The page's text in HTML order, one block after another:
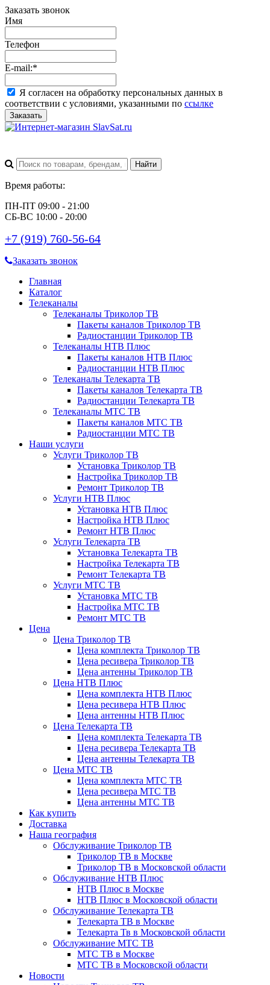
Заказать звонок
Имя
Телефон
E-mail:*
Я согласен на обработку персональных данных в
соответствии с условиями, указанными по ссылке
Заказать
Время работы:
ПН-ПТ 09:00 - 21:00
СБ-ВС 10:00 - 20:00
+7 (919) 760-56-64
Заказать звонок
Главная
Каталог
Телеканалы
Телеканалы Триколор ТВ
Пакеты каналов Триколор ТВ
Радиостанции Триколор ТВ
Телеканалы НТВ Плюс
Пакеты каналов НТВ Плюс
Радиостанции НТВ Плюс
Телеканалы Телекарта ТВ
Пакеты каналов Телекарта ТВ
Радиостанции Телекарта ТВ
Телеканалы МТС ТВ
Пакеты каналов МТС ТВ
Радиостанции МТС ТВ
Наши услуги
Услуги Триколор ТВ
Установка Триколор ТВ
Настройка Триколор ТВ
Ремонт Триколор ТВ
Услуги НТВ Плюс
Установка НТВ Плюс
Настройка НТВ Плюс
Ремонт НТВ Плюс
Услуги Телекарта ТВ
Установка Телекарта ТВ
Настройка Телекарта ТВ
Ремонт Телекарта ТВ
Услуги МТС ТВ
Установка МТС ТВ
Настройка МТС ТВ
Ремонт МТС ТВ
Цена
Цена Триколор ТВ
Цена комплекта Триколор ТВ
Цена ресивера Триколор ТВ
Цена антенны Триколор ТВ
Цена НТВ Плюс
Цена комплекта НТВ Плюс
Цена ресивера НТВ Плюс
Цена антенны НТВ Плюс
Цена Телекарта ТВ
Цена комплекта Телекарта ТВ
Цена ресивера Телекарта ТВ
Цена антенны Телекарта ТВ
Цена МТС ТВ
Цена комплекта МТС ТВ
Цена ресивера МТС ТВ
Цена антенны МТС ТВ
Как купить
Доставка
Наша география
Обслуживание Триколор ТВ
Триколор ТВ в Москве
Триколор ТВ в Московской области
Обслуживание НТВ Плюс
НТВ Плюс в Москве
НТВ Плюс в Московской области
Обслуживание Телекарта ТВ
Телекарта ТВ в Москве
Телекарта Тв в Московской области
Обслуживание МТС ТВ
МТС ТВ в Москве
МТС ТВ в Московской области
Новости